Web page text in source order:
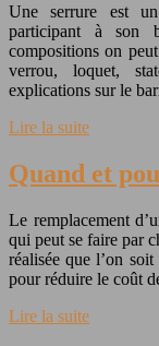
Une serrure est
participant à son
compositions on
verrou, loquet,
explications sur le
Lire la suite
Quand et
Le remplacement
qui peut se faire par
réalisée que l’on
pour réduire le coût
Lire la suite